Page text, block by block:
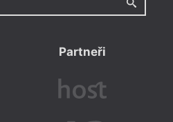
Partneři